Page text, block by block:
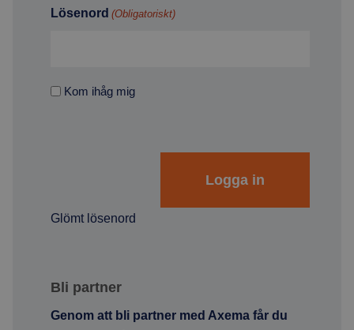
Lösenord (Obligatoriskt)
Kom ihåg mig
Glömt lösenord
Bli partner
Genom att bli partner med Axema får du